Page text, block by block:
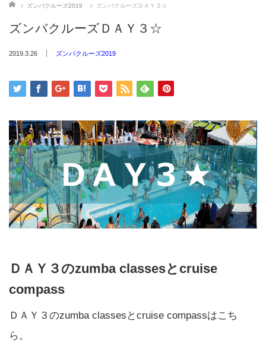
ホーム ズンバクルーズ2019 ズンバクルーズＤＡＹ３☆
ズンバクルーズＤＡＹ３☆
2019.3.26 ズンバクルーズ2019
ＤＡＹ３のzumba classesとcruise
compass
ＤＡＹ３のzumba classesとcruise compassはこち
ら。